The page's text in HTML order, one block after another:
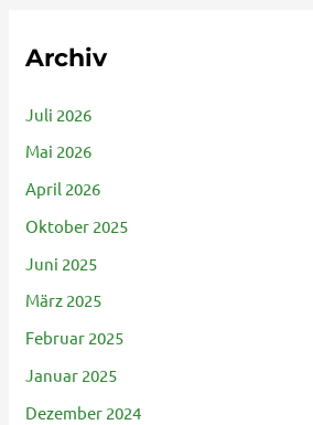
Archiv
Juli 2026
Mai 2026
April 2026
Oktober 2025
Juni 2025
März 2025
Februar 2025
Januar 2025
Dezember 2024